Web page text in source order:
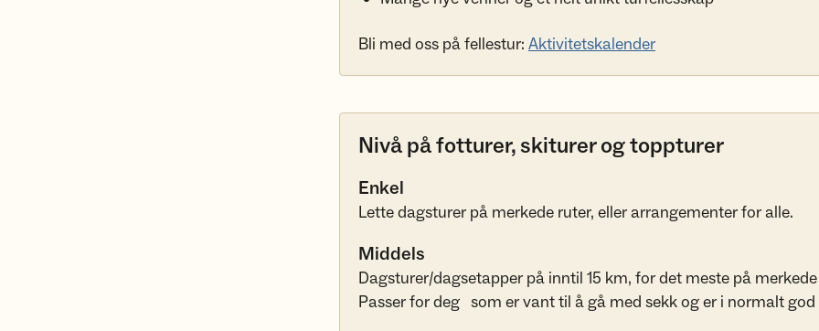
Bli med oss på fellestur: Aktivitetskalender
Nivå på fotturer, skiturer og toppturer
Enkel
Lette dagsturer på merkede ruter, eller arrangementer for alle.
Middels
Dagsturer/dagsetapper på inntil 15 km, for det meste på
Passer for deg som er vant til å gå med sekk og er i normalt